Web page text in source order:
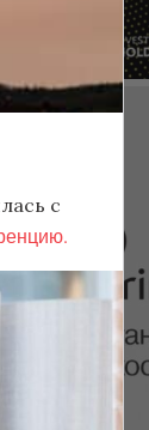
с